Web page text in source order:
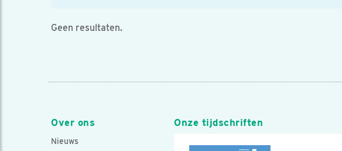
Geen resultaten.
Over ons
Nieuws
Onze tijdschriften